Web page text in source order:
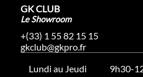
GK CLUB
Le Showroom
+(33) 1 55 82 15 15
gkclub@gkpro.fr
Lundi au Jeudi
9h30-